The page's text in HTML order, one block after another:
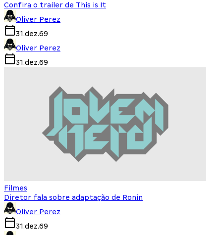
Confira o trailer de This is It
Oliver Perez
31.dez.69
Oliver Perez
31.dez.69
Filmes
Diretor fala sobre adaptação de Ronin
Oliver Perez
31.dez.69